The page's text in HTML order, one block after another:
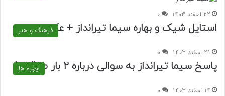
22 اسفند 1403 0
استایل شیک و بهاره سیما تیرانداز + عکسفرهنگ و هنر
21 اسفند 1403 0
پاسخ سیما تیرانداز به سوالی درباره 2 بار طلاقش! چهره ها
14 اسفند 1403 0